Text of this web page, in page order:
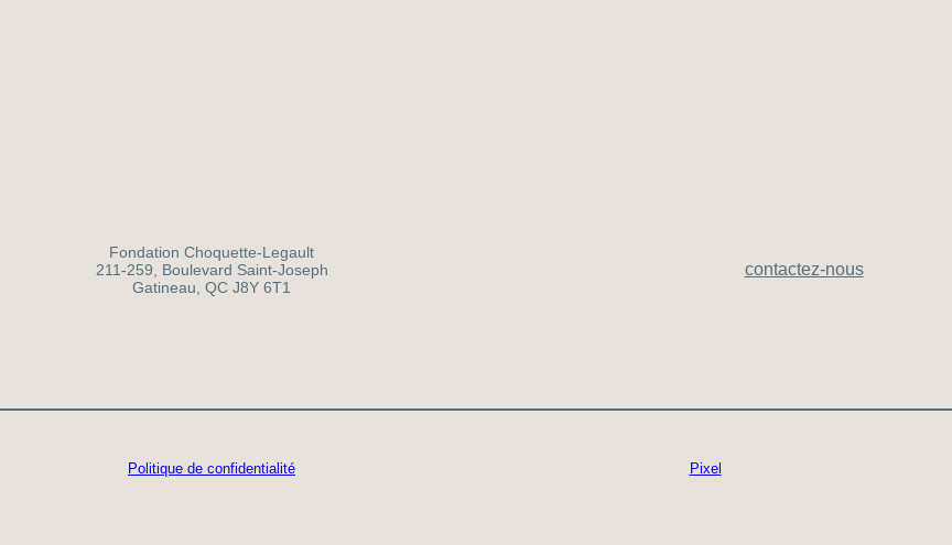
Fondation Choquette-Legault
211-259, Boulevard Saint-Joseph
Gatineau, QC J8Y 6T1
contactez-nous
Politique de confidentialité Pixel